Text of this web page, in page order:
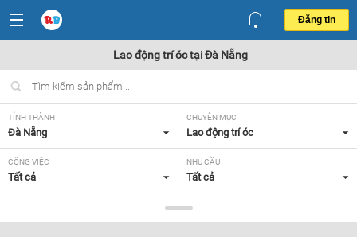
Đăng tin
Lao động trí óc tại Đà Nẵng
TỈNH THÀNH
Đà Nẵng
CHUYÊN MỤC
Lao động trí óc
CÔNG VIỆC
Tất cả
NHU CẦU
Tất cả
Tất cả